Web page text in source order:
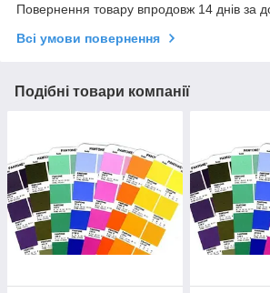
Повернення товару впродовж 14 днів за
Всі умови повернення
Подібні товари компанії